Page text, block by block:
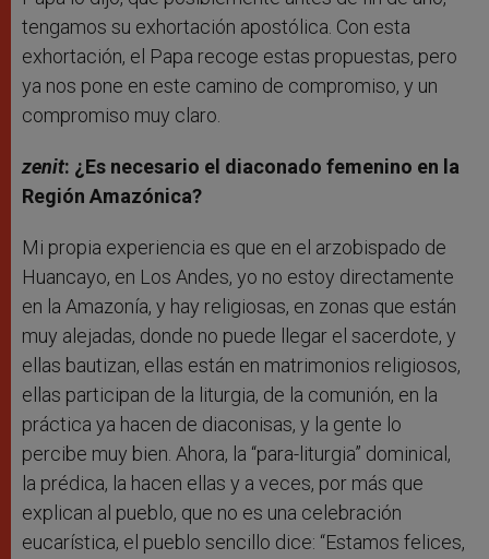
tengamos su exhortación apostólica. Con esta
exhortación, el Papa recoge estas propuestas, pero
ya nos pone en este camino de compromiso, y un
compromiso muy claro.
zenit: ¿Es necesario el diaconado femenino en la
Región Amazónica?
Mi propia experiencia es que en el arzobispado de
Huancayo, en Los Andes, yo no estoy directamente
en la Amazonía, y hay religiosas, en zonas que están
muy alejadas, donde no puede llegar el sacerdote, y
ellas bautizan, ellas están en matrimonios religiosos,
ellas participan de la liturgia, de la comunión, en la
práctica ya hacen de diaconisas, y la gente lo
percibe muy bien. Ahora, la “para-liturgia” dominical,
la prédica, la hacen ellas y a veces, por más que
explican al pueblo, que no es una celebración
eucarística, el pueblo sencillo dice: “Estamos felices,